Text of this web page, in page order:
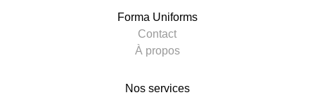
Forma Uniforms
Contact
À propos
Nos services